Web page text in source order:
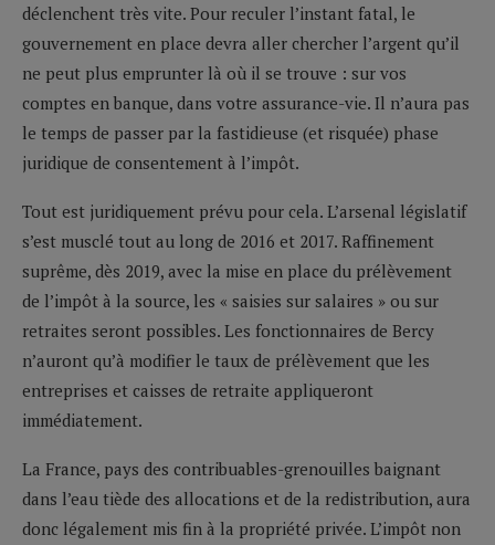
déclenchent très vite. Pour reculer l’instant fatal, le
gouvernement en place devra aller chercher l’argent qu’il
ne peut plus emprunter là où il se trouve : sur vos
comptes en banque, dans votre assurance-vie. Il n’aura pas
le temps de passer par la fastidieuse (et risquée) phase
juridique de consentement à l’impôt.
Tout est juridiquement prévu pour cela. L’arsenal législatif
s’est musclé tout au long de 2016 et 2017. Raffinement
suprême, dès 2019, avec la mise en place du prélèvement
de l’impôt à la source, les « saisies sur salaires » ou sur
retraites seront possibles. Les fonctionnaires de Bercy
n’auront qu’à modifier le taux de prélèvement que les
entreprises et caisses de retraite appliqueront
immédiatement.
La France, pays des contribuables-grenouilles baignant
dans l’eau tiède des allocations et de la redistribution, aura
donc légalement mis fin à la propriété privée. L’impôt non